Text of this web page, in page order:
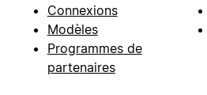
Connexions
Modèles
Programmes de
partenaires